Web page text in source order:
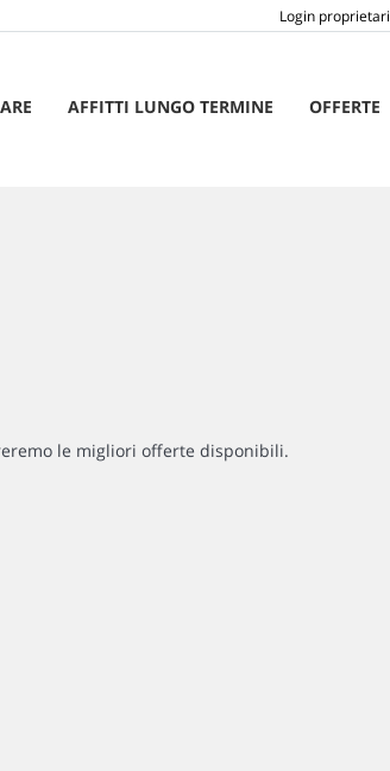
Login proprietari
AFFITTI LUNGO TERMINE OFFERTE
le migliori offerte disponibili.